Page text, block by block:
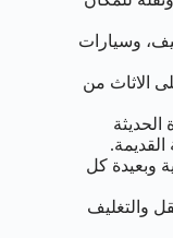
وسيارات
الاثاث من
القديمة.
وبعيدة كل
والتغليف